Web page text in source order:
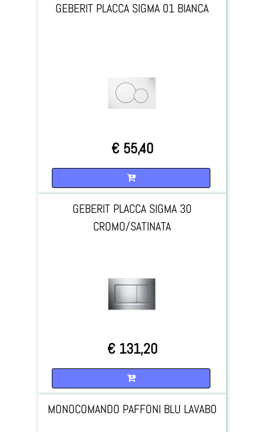
GEBERIT PLACCA SIGMA 01 BIANCA
€ 55,40
GEBERIT PLACCA SIGMA 30
CROMO/SATINATA
€ 131,20
MONOCOMANDO PAFFONI BLU LAVABO